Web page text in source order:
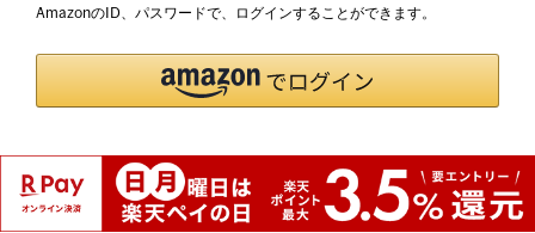
AmazonのID、パスワードで、ログインすることができます。